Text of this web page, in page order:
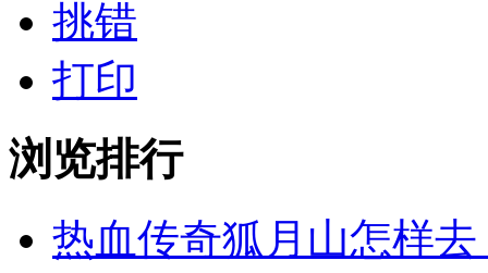
挑错
打印
浏览排行
热血传奇狐月山怎样